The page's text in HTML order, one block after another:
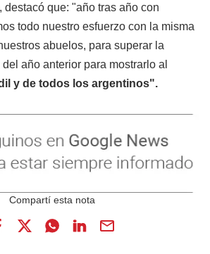
destacó que: "año tras año con
todo nuestro esfuerzo con la misma
abuelos, para superar la
año anterior para mostrarlo al
y de todos los argentinos".